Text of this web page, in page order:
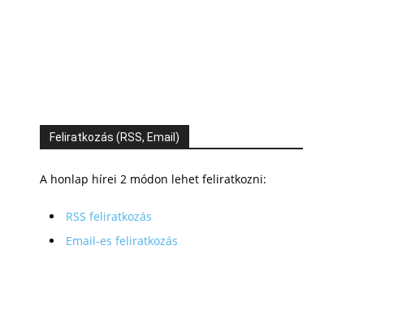
Feliratkozás (RSS, Email)
A honlap hírei 2 módon lehet feliratkozni:
RSS feliratkozás
Email-es feliratkozás